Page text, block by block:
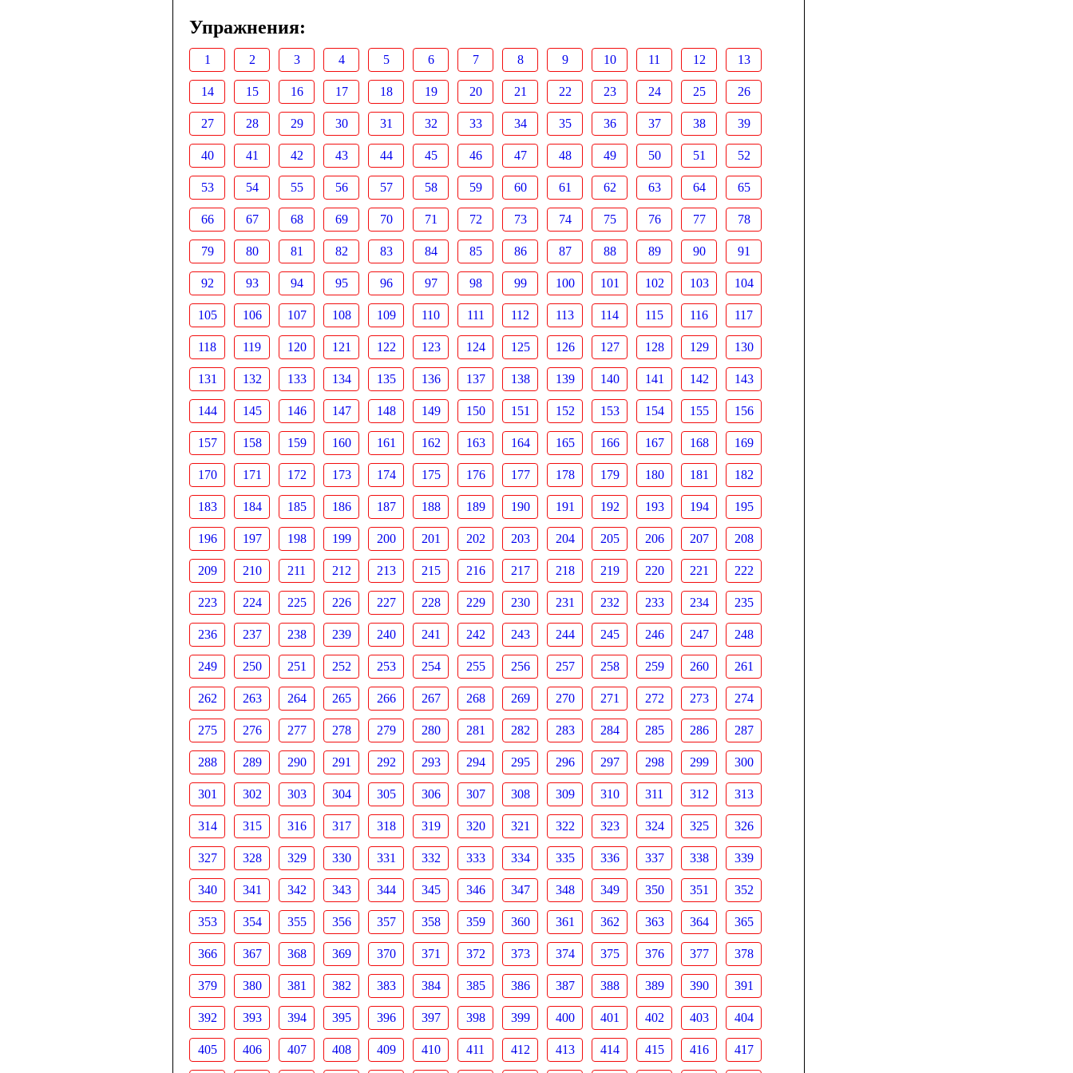
Упражнения:
1 2 3 4 5 6 7 8 9 10 11 12 13
14 15 16 17 18 19 20 21 22 23 24 25 26
27 28 29 30 31 32 33 34 35 36 37 38 39
40 41 42 43 44 45 46 47 48 49 50 51 52
53 54 55 56 57 58 59 60 61 62 63 64 65
66 67 68 69 70 71 72 73 74 75 76 77 78
79 80 81 82 83 84 85 86 87 88 89 90 91
92 93 94 95 96 97 98 99 100 101 102 103 104
105 106 107 108 109 110 111 112 113 114 115 116 117
118 119 120 121 122 123 124 125 126 127 128 129 130
131 132 133 134 135 136 137 138 139 140 141 142 143
144 145 146 147 148 149 150 151 152 153 154 155 156
157 158 159 160 161 162 163 164 165 166 167 168 169
170 171 172 173 174 175 176 177 178 179 180 181 182
183 184 185 186 187 188 189 190 191 192 193 194 195
196 197 198 199 200 201 202 203 204 205 206 207 208
209 210 211 212 213 215 216 217 218 219 220 221 222
223 224 225 226 227 228 229 230 231 232 233 234 235
236 237 238 239 240 241 242 243 244 245 246 247 248
249 250 251 252 253 254 255 256 257 258 259 260 261
262 263 264 265 266 267 268 269 270 271 272 273 274
275 276 277 278 279 280 281 282 283 284 285 286 287
288 289 290 291 292 293 294 295 296 297 298 299 300
301 302 303 304 305 306 307 308 309 310 311 312 313
314 315 316 317 318 319 320 321 322 323 324 325 326
327 328 329 330 331 332 333 334 335 336 337 338 339
340 341 342 343 344 345 346 347 348 349 350 351 352
353 354 355 356 357 358 359 360 361 362 363 364 365
366 367 368 369 370 371 372 373 374 375 376 377 378
379 380 381 382 383 384 385 386 387 388 389 390 391
392 393 394 395 396 397 398 399 400 401 402 403 404
405 406 407 408 409 410 411 412 413 414 415 416 417